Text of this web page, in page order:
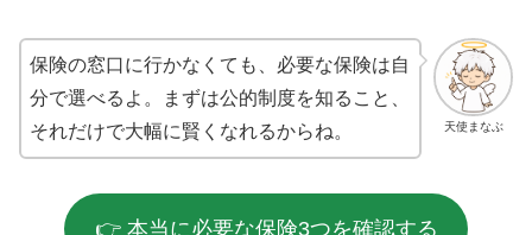
天使まなぶ
保険の窓口に行かなくても、必要な保険は自
分で選べるよ。まずは公的制度を知ること、
それだけで大幅に賢くなれるからね。
👉 本当に必要な保険3つを確認する